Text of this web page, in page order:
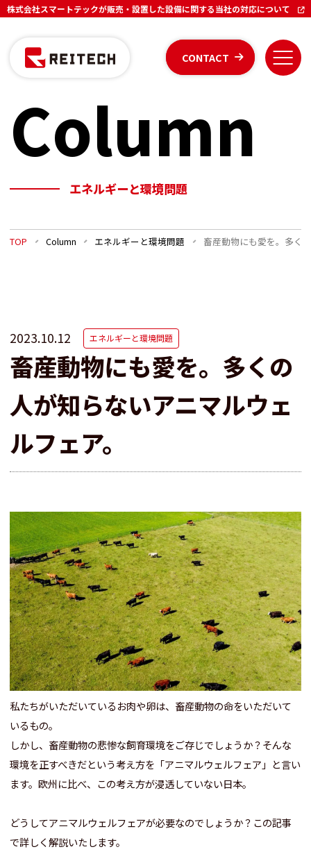
株式会社スマートテックが販売・設置した設備に関する当社の対応について
CONTACT
Column
エネルギーと環境問題
TOP Column エネルギーと環境問題 畜産動物にも愛を。多く
2023.10.12 エネルギーと環境問題
畜産動物にも愛を。多くの
人が知らないアニマルウェ
ルフェア。
私たちがいただいているお肉や卵は、畜産動物の命をいただいて
いるもの。
しかし、畜産動物の悲惨な飼育環境をご存じでしょうか？そんな
環境を正すべきだという考え方を「アニマルウェルフェア」と言い
ます。欧州に比べ、この考え方が浸透していない日本。
どうしてアニマルウェルフェアが必要なのでしょうか？この記事
で詳しく解説いたします。